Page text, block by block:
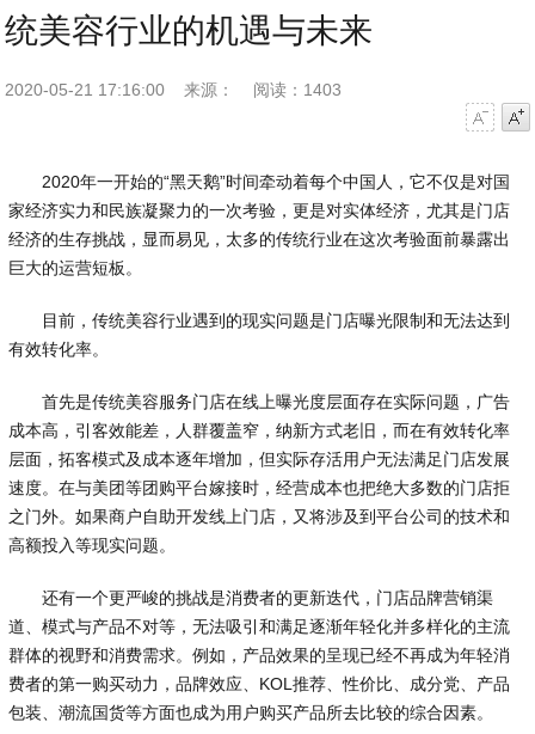
统美容行业的机遇与未来
2020-05-21 17:16:00 来源：
阅读：1403
2020年一开始的“黑天鹅”时间牵动着每个中国人，它不仅是对国
家经济实力和民族凝聚力的一次考验，更是对实体经济，尤其是门店
经济的生存挑战，显而易见，太多的传统行业在这次考验面前暴露出
巨大的运营短板。
目前，传统美容行业遇到的现实问题是门店曝光限制和无法达到
有效转化率。
首先是传统美容服务门店在线上曝光度层面存在实际问题，广告
成本高，引客效能差，人群覆盖窄，纳新方式老旧，而在有效转化率
层面，拓客模式及成本逐年增加，但实际存活用户无法满足门店发展
速度。在与美团等团购平台嫁接时，经营成本也把绝大多数的门店拒
之门外。如果商户自助开发线上门店，又将涉及到平台公司的技术和
高额投入等现实问题。
还有一个更严峻的挑战是消费者的更新迭代，门店品牌营销渠
道、模式与产品不对等，无法吸引和满足逐渐年轻化并多样化的主流
群体的视野和消费需求。例如，产品效果的呈现已经不再成为年轻消
费者的第一购买动力，品牌效应、KOL推荐、性价比、成分党、产品
包装、潮流国货等方面也成为用户购买产品所去比较的综合因素。